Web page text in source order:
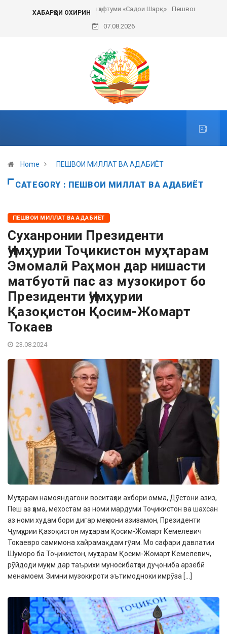
ХАБАРҲОИ ОХИРИН Пешвои ҳаракати сулҳи ҷаҳонӣ
07.08.2026
Home ПЕШВОИ МИЛЛАТ ВА АДАБИЁТ
CATEGORY : ПЕШВОИ МИЛЛАТ ВА АДАБИЁТ
ПЕШВОИ МИЛЛАТ ВА АДАБИЁТ
Суханронии Президенти
Ҷумҳурии Тоҷикистон муҳтарам
Эмомалӣ Раҳмон дар нишасти
матбуотӣ пас аз музокирот бо
Президенти Ҷумҳурии
Қазоқистон Қосим-Жомарт
Токаев
23.08.2024
Муҳтарам намояндагони воситаҳои ахбори омма, Дӯстони азиз,
Пеш аз ҳама, мехостам аз номи мардуми Тоҷикистон ва шахсан
аз номи худам бори дигар меҳмони азизамон, Президенти
Ҷумҳурии Қазоқистон муҳтарам Қосим-Жомарт Кемелевич
Токаевро самимона хайрамақдам гӯям. Мо сафари давлатии
Шуморо ба Тоҷикистон, муҳтарам Қосим-Жомарт Кемелевич,
рӯйдоди муҳим дар таърихи муносибатҳои дуҷониба арзёбӣ
менамоем. Зимни музокироти эътимодноки имрӯза […]